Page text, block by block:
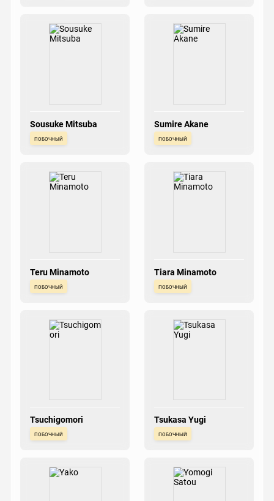
Sousuke Mitsuba
побочный
Sumire Akane
побочный
Teru Minamoto
побочный
Tiara Minamoto
побочный
Tsuchigomori
побочный
Tsukasa Yugi
побочный